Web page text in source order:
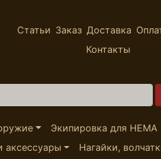
Статьи Заказ Доставка
Контакты
Экипировка для HEMA
аксессуары Нагайки,